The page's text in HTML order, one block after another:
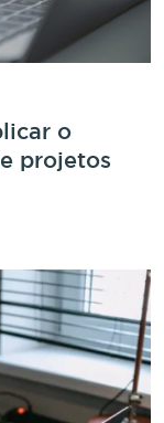
o
projetos